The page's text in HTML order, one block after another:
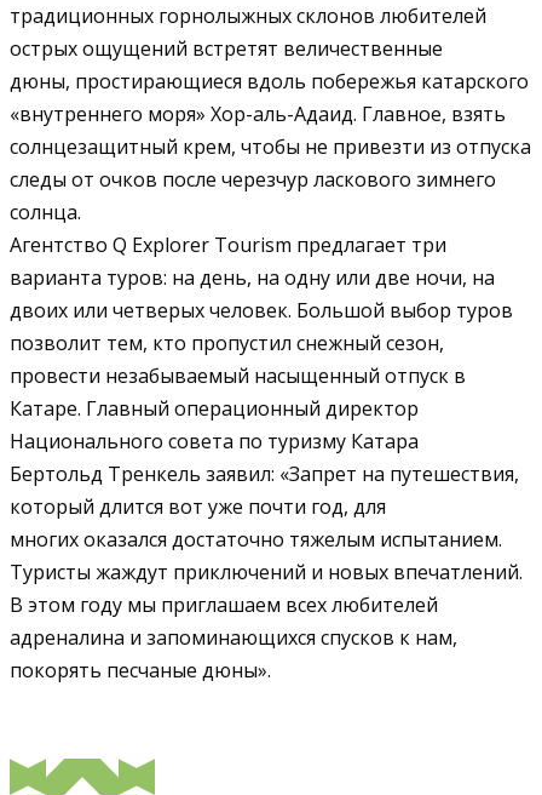
традиционных горнолыжных склонов любителей
острых ощущений встретят величественные
дюны, простирающиеся вдоль побережья катарского
«внутреннего моря» Хор-аль-Адаид. Главное, взять
солнцезащитный крем, чтобы не привезти из отпуска
следы от очков после черезчур ласкового зимнего
солнца.
Агентство Q Explorer Tourism предлагает три
варианта туров: на день, на одну или две ночи, на
двоих или четверых человек. Большой выбор туров
позволит тем, кто пропустил снежный сезон,
провести незабываемый насыщенный отпуск в
Катаре. Главный операционный директор
Национального совета по туризму Катара
Бертольд Тренкель заявил: «Запрет на путешествия,
который длится вот уже почти год, для
многих оказался достаточно тяжелым испытанием.
Туристы жаждут приключений и новых впечатлений.
В этом году мы приглашаем всех любителей
адреналина и запоминающихся спусков к нам,
покорять песчаные дюны».